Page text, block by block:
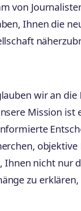
von
Ihnen die
wir an
Mission ist
Ihnen nicht nur
zu